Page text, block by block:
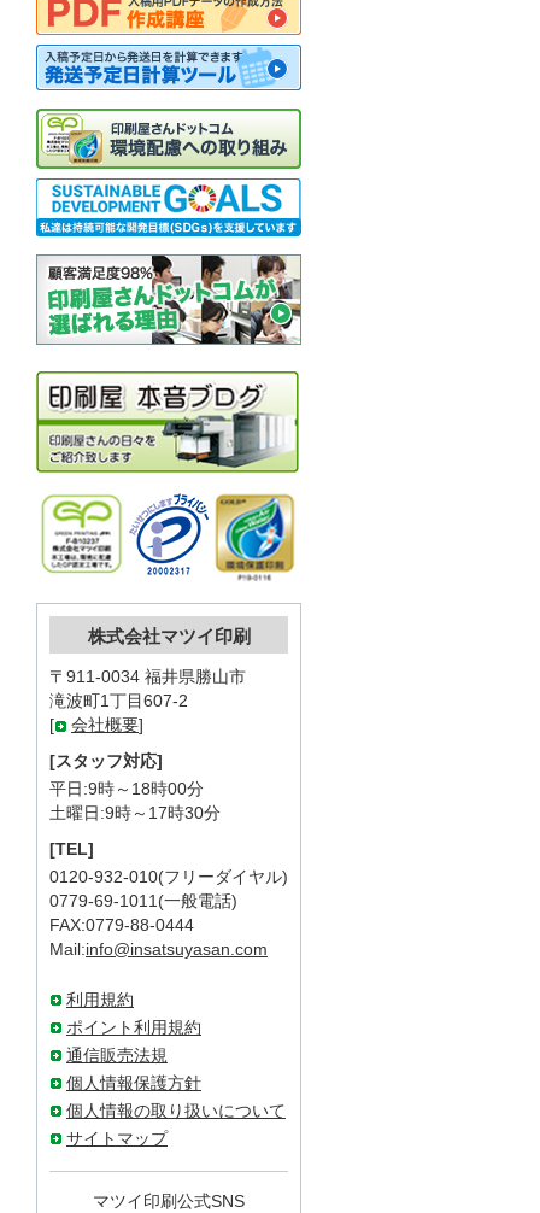
株式会社マツイ印刷
〒911-0034 福井県勝山市
滝波町1丁目607-2
[
会社概要]
[スタッフ対応]
平日:9時～18時00分
土曜日:9時～17時30分
[TEL]
0120-932-010(フリーダイヤル)
0779-69-1011(一般電話)
FAX:0779-88-0444
Mail:info@insatsuyasan.com
利用規約
ポイント利用規約
通信販売法規
個人情報保護方針
個人情報の取り扱いについて
サイトマップ
マツイ印刷公式SNS